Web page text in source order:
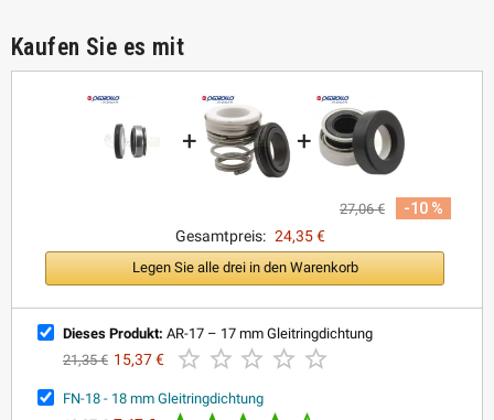
Kaufen Sie es mit
+ +
27,06 €
-10 %
Gesamtpreis: 24,35 €
Legen Sie alle drei in den Warenkorb
Dieses Produkt: AR-17 – 17 mm Gleitringdichtung
21,35 € 15,37 €     
FN-18 - 18 mm Gleitringdichtung